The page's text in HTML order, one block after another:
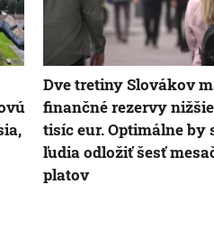
Dve tretiny Slovákov
finančné rezervy
tisíc eur. Optimálne by
ľudia odložiť šesť
platov